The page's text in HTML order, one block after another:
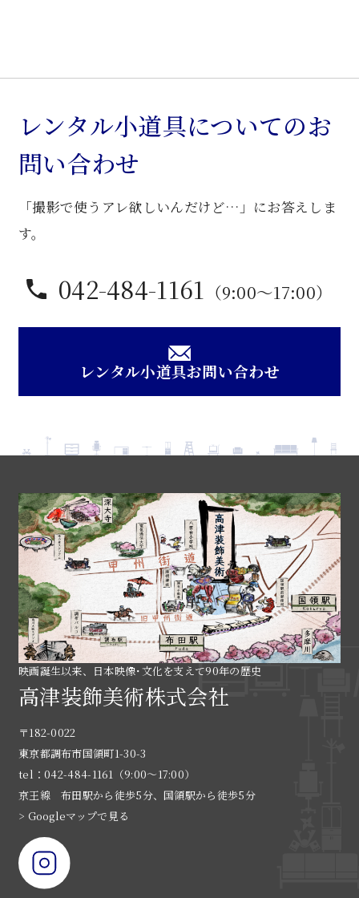
ッ
ト
木
電
個
レンタル小道具についてのお
問い合わせ
「撮影で使うアレ欲しいんだけど…」にお答えしま
す。
042-484-1161 （9:00〜17:00）
レンタル小道具お問い合わせ
映画誕生以来、日本映像･文化を支えて90年の歴史
高津装飾美術株式会社
〒182-0022
東京都調布市国領町1-30-3
tel：042-484-1161（9:00〜17:00）
京王線 布田駅から徒歩5分、国領駅から徒歩5分
> Googleマップで見る